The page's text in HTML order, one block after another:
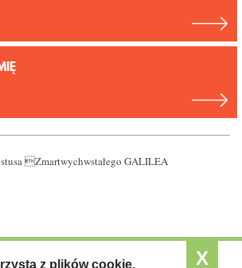
Zmartwychwstałego GALILEA
z plików cookie. X